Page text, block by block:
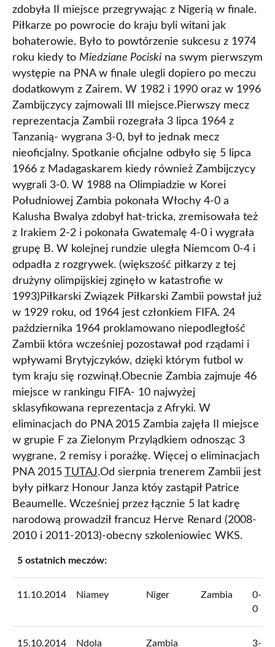
zdobyła II miejsce przegrywając z Nigerią w finale.
Piłkarze po powrocie do kraju byli witani jak
bohaterowie. Było to powtórzenie sukcesu z 1974
roku kiedy to Miedziane Pociski na swym pierwszym
występie na PNA w finale ulegli dopiero po meczu
dodatkowym z Zairem. W 1982 i 1990 oraz w 1996
Zambijczycy zajmowali III miejsce.Pierwszy mecz
reprezentacja Zambii rozegrała 3 lipca 1964 z
Tanzanią- wygrana 3-0, był to jednak mecz
nieoficjalny. Spotkanie oficjalne odbyło się 5 lipca
1966 z Madagaskarem kiedy również Zambijczycy
wygrali 3-0. W 1988 na Olimpiadzie w Korei
Południowej Zambia pokonała Włochy 4-0 a
Kalusha Bwalya zdobył hat-tricka, zremisowała też
z Irakiem 2-2 i pokonała Gwatemalę 4-0 i wygrała
grupę B. W kolejnej rundzie uległa Niemcom 0-4 i
odpadła z rozgrywek. (większość piłkarzy z tej
drużyny olimpijskiej zginęło w katastrofie w
1993)Piłkarski Związek Piłkarski Zambii powstał już
w 1929 roku, od 1964 jest członkiem FIFA. 24
października 1964 proklamowano niepodległość
Zambii która wcześniej pozostawał pod rządami i
wpływami Brytyjczyków, dzięki którym futbol w
tym kraju się rozwinął.Obecnie Zambia zajmuje 46
miejsce w rankingu FIFA- 10 najwyżej
sklasyfikowana reprezentacja z Afryki. W
eliminacjach do PNA 2015 Zambia zajęła II miejsce
w grupie F za Zielonym Przylądkiem odnosząc 3
wygrane, 2 remisy i porażkę. Więcej o eliminacjach
PNA 2015 TUTAJ.Od sierpnia trenerem Zambii jest
były piłkarz Honour Janza któy zastąpił Patrice
Beaumelle. Wcześniej przez łącznie 5 lat kadrę
narodową prowadził francuz Herve Renard (2008-
2010 i 2011-2013)-obecny szkoleniowiec WKS.
5 ostatnich meczów:
11.10.2014 Niamey Niger Zambia
0-
0
15.10.2014 Ndola Zambia 3-